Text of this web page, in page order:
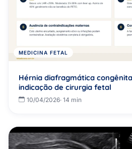
MEDICINA FETAL
Hérnia diafragmática
indicação de cirurgia fetal
10/04/2026· 14 min